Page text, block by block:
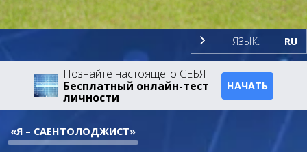
Video
ЯЗЫК: RU
Познайте настоящего СЕБЯ
Бесплатный онлайн-тест
личности
НАЧАТЬ
«Я – САЕНТОЛОДЖИСТ»